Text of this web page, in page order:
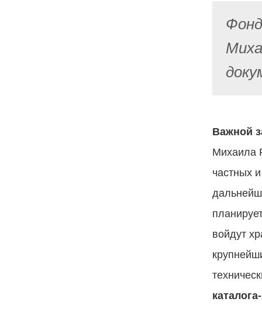
Важной
Михаила
частных
войдут